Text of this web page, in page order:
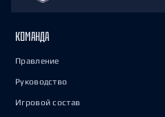
КОМАНДА
Правление
Руководство
Игровой состав